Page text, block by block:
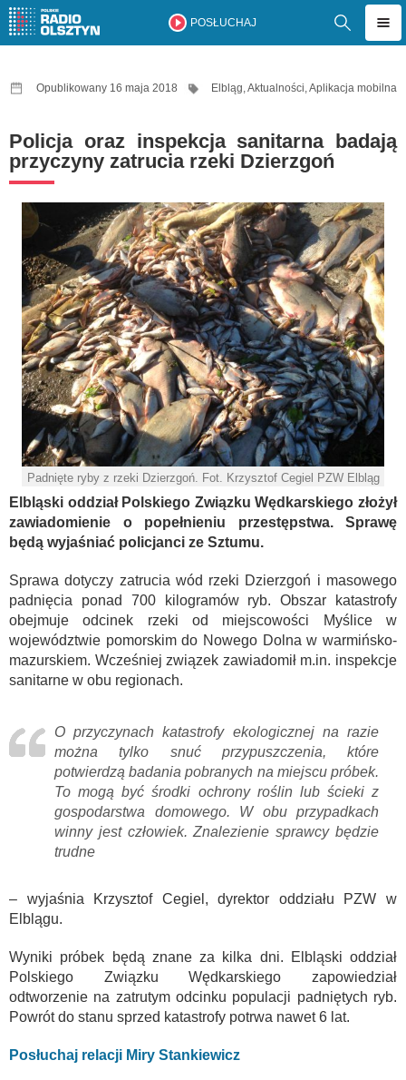
POSŁUCHAJ
Opublikowany 16 maja 2018 Elbląg,Aktualności,Aplikacja mobilna
Policja oraz inspekcja sanitarna badają
przyczyny zatrucia rzeki Dzierzgoń
Padnięte ryby z rzeki Dzierzgoń. Fot. Krzysztof Cegiel PZW Elbląg
Elbląski oddział Polskiego Związku Wędkarskiego złożył
zawiadomienie o popełnieniu przestępstwa. Sprawę
będą wyjaśniać policjanci ze Sztumu.
Sprawa dotyczy zatrucia wód rzeki Dzierzgoń i masowego
padnięcia ponad 700 kilogramów ryb. Obszar katastrofy
obejmuje odcinek rzeki od miejscowości Myślice w
województwie pomorskim do Nowego Dolna w warmińsko-
mazurskiem. Wcześniej związek zawiadomił m.in. inspekcje
sanitarne w obu regionach.
O przyczynach katastrofy ekologicznej na razie
można tylko snuć przypuszczenia, które
potwierdzą badania pobranych na miejscu próbek.
To mogą być środki ochrony roślin lub ścieki z
gospodarstwa domowego. W obu przypadkach
winny jest człowiek. Znalezienie sprawcy będzie
trudne
– wyjaśnia Krzysztof Cegiel, dyrektor oddziału PZW w
Elblągu.
Wyniki próbek będą znane za kilka dni. Elbląski oddział
Polskiego Związku Wędkarskiego zapowiedział
odtworzenie na zatrutym odcinku populacji padniętych ryb.
Powrót do stanu sprzed katastrofy potrwa nawet 6 lat.
Posłuchaj relacji Miry Stankiewicz